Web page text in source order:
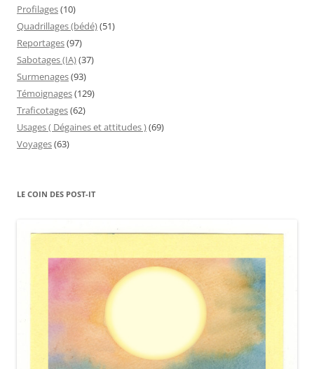
Profilages(10)
Quadrillages (bédé)(51)
Reportages(97)
Sabotages (IA)(37)
Surmenages(93)
Témoignages(129)
Traficotages(62)
Usages ( Dégaines et attitudes )(69)
Voyages(63)
LE COIN DES POST-IT